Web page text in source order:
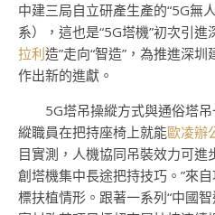
中建三局自立研產生產的“5G無
系），這也是“5G塔機”初次引進
拉利造”走向“智造”，為推進深
作出新的進獻。
5G塔吊操縱方式與通俗塔
縱職員在把持座椅上就能歐凌辦
目實測，人機協同吊裝效力可
創塔機集中長途把持技巧。”來
標扶植情形。跟著一系列“中國